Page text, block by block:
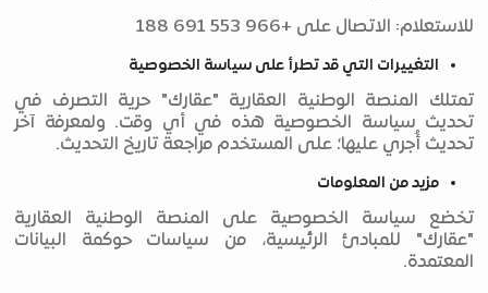
للاستعلام: الاتصال على +966 553 691 188
التغييرات التي قد تطرأ على سياسة الخصوصية
تمتلك المنصة الوطنية العقارية "عقارك" حرية التصرف في
تحديث سياسة الخصوصية هذه في أي وقت. ولمعرفة آخر
تحديث أُجري عليها؛ على المستخدم مراجعة تاريخ التحديث.
مزيد من المعلومات
تخضع سياسة الخصوصية على المنصة الوطنية العقارية
"عقارك" للمبادئ الرئيسية، من سياسات حوكمة البيانات
المعتمدة.